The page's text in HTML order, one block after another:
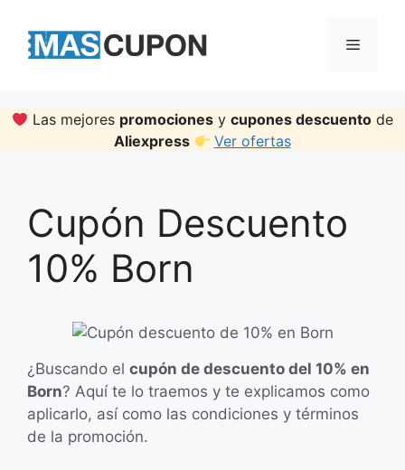
content
Menu
Las mejores promociones ycupones descuento de
Aliexpress
Ver ofertas
Cupón Descuento
10% Born
¿Buscando el cupón de descuento del 10% en
Born? Aquí te lo traemos y te explicamos como
aplicarlo, así como las condiciones y términos
de la promoción.